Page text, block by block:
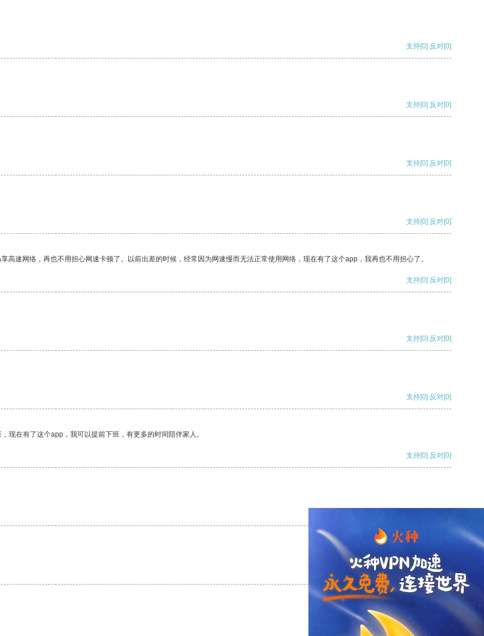
支持[0] 反对[0]
支持[0] 反对[0]
支持[0] 反对[0]
支持[0] 反对[0]
速网络，再也不用担心网速卡顿了。以前出差的时候，经常因为网速慢而无法正常使用网络，现在有了这个app，我再也不用担心了。
支持[0] 反对[0]
支持[0] 反对[0]
支持[0] 反对[0]
现在有了这个app，我可以提前下班，有更多的时间陪伴家人。
支持[0] 反对[0]
支持 [0] 反对 [0]
支持